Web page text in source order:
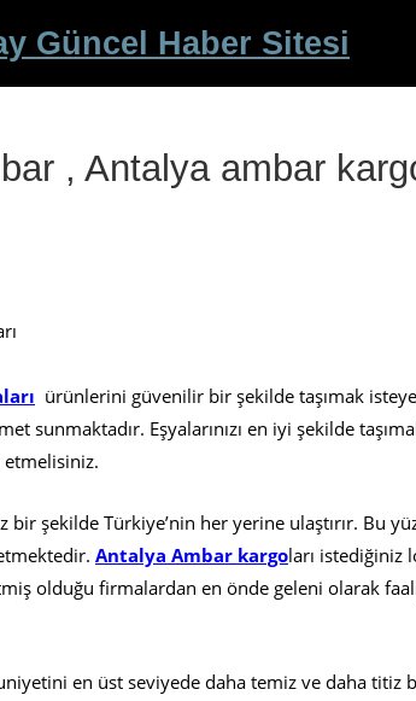
Güncel Haber Sitesi
, Antalya ambar
ürünlerini güvenilir bir şekilde taşımak
sunmaktadır. Eşyalarınızı en iyi şekilde
etmelisiniz.
bir şekilde Türkiye’nin her yerine ulaştırır. Bu
Antalya Ambar kargoları istediğiniz
olduğu firmalardan en önde geleni olarak
en üst seviyede daha temiz ve daha